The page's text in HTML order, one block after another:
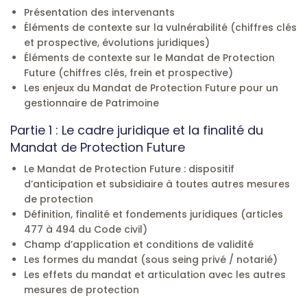
Présentation des intervenants
Éléments de contexte sur la vulnérabilité (chiffres clés
et prospective, évolutions juridiques)
Éléments de contexte sur le Mandat de Protection
Future (chiffres clés, frein et prospective)
Les enjeux du Mandat de Protection Future pour un
gestionnaire de Patrimoine
Partie 1 : Le cadre juridique et la finalité du
Mandat de Protection Future
Le Mandat de Protection Future : dispositif
d’anticipation et subsidiaire à toutes autres mesures
de protection
Définition, finalité et fondements juridiques (articles
477 à 494 du Code civil)
Champ d’application et conditions de validité
Les formes du mandat (sous seing privé / notarié)
Les effets du mandat et articulation avec les autres
mesures de protection